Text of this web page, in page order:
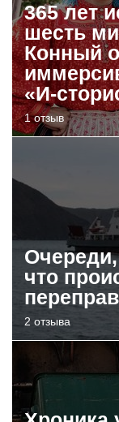
365 лет
шесть
Конный
«И-
1 отзыв
что
2 отзыва